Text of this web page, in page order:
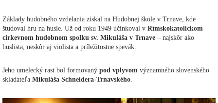
Základy hudobného vzdelania získal na Hudobnej škole v Trnave, kde
študoval hru na husle. Už od roku 1949 účinkoval v Rímskokatolíckom
cirkevnom hudobnom spolku sv. Mikuláša v Trnave – najskôr ako
huslista, neskôr aj violista a príležitostne spevák.
Jeho umelecký rast bol formovaný pod vplyvom významného slovenského
skladateľa Mikuláša Schneidera-Trnavského